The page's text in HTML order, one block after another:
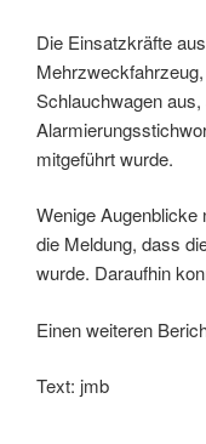
Die Einsatzkräfte
Schlauchwagen
mitgeführt wurde.
Wenige
die Meldung, dass
wurde. Daraufhin
Einen weiteren
Text: